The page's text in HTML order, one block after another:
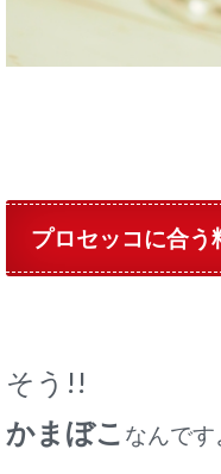
プロセッコに合う
そう!!
かまぼこ なんです